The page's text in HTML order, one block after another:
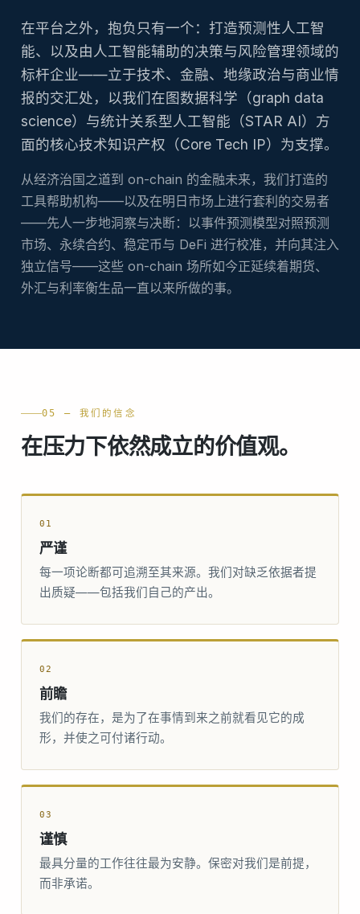
在平台之外，抱负只有一个：打造预测性人工智
能、以及由人工智能辅助的决策与风险管理领域的
标杆企业——立于技术、金融、地缘政治与商业情
报的交汇处，以我们在图数据科学（graph data
science）与统计关系型人工智能（STAR AI）方
面的核心技术知识产权（Core Tech IP）为支撑。
从经济治国之道到 on-chain 的金融未来，我们打造的
工具帮助机构——以及在明日市场上进行套利的交易者
——先人一步地洞察与决断：以事件预测模型对照预测
市场、永续合约、稳定币与 DeFi 进行校准，并向其注入
独立信号——这些 on-chain 场所如今正延续着期货、
外汇与利率衡生品一直以来所做的事。
05 — 我们的信念
在压力下依然成立的价值观。
01
严谨
每一项论断都可追溯至其来源。我们对缺乏依据者提
出质疑——包括我们自己的产出。
02
前瞻
我们的存在，是为了在事情到来之前就看见它的成
形，并使之可付诸行动。
03
谨慎
最具分量的工作往往最为安静。保密对我们是前提，
而非承诺。